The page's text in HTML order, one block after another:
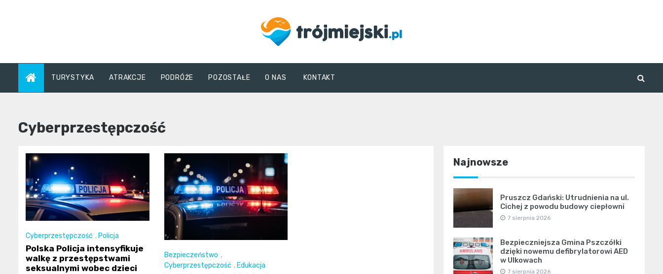
trojmiejski.pl
TURYSTYKA ATRAKCJE PODRÓŻE POZOSTAŁE O NAS KONTAKT
Cyberprzestępczość
Cyberprzestępczość , Policja
Polska Policja intensyfikuje
walkę z przestępstwami
seksualnymi wobec dzieci
Bezpieczeństwo ,
Cyberprzestępczość , Edukacja
Najnowsze
Pruszcz Gdański: Utrudnienia na ul.
Cichej z powodu budowy ciepłowni
7 sierpnia 2026
Bezpieczniejsza Gmina Pszczółki
dzięki nowemu defibrylatorowi AED
w Ulkowach
7 sierpnia 2026